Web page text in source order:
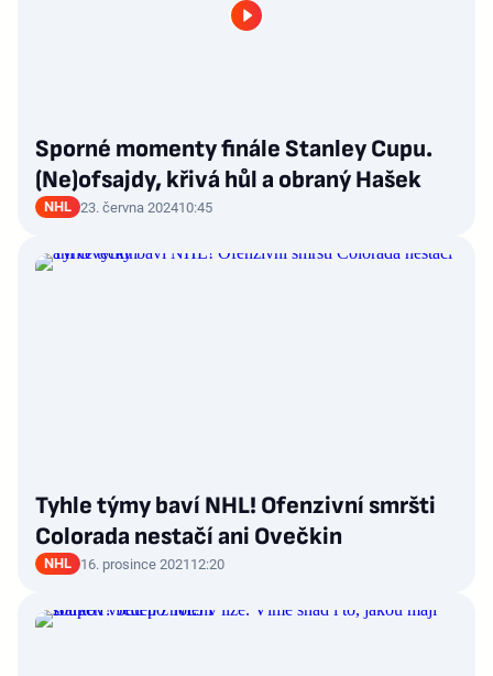
Sporné momenty finále Stanley Cupu.
(Ne)ofsajdy, křivá hůl a obraný Hašek
NHL 23. června 202410:45
Tyhle týmy baví NHL! Ofenzivní smršti
Colorada nestačí ani Ovečkin
NHL 16. prosince 2021 12:20